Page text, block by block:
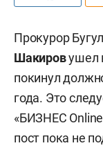
Прокурор
Шакировушел
покинул
года. Это
«БИЗНЕС
пост пока не